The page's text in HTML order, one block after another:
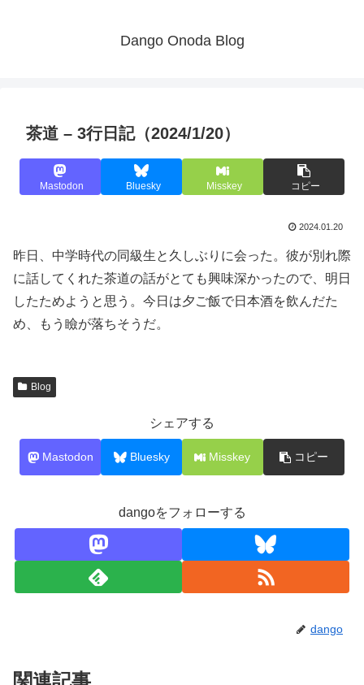
Dango Onoda Blog
茶道 – 3行日記（2024/1/20）
Mastodon Bluesky Misskey コピー
2024.01.20
昨日、中学時代の同級生と久しぶりに会った。彼が別れ際
に話してくれた茶道の話がとても興味深かったので、明日
したためようと思う。今日は夕ご飯で日本酒を飲んだた
め、もう瞼が落ちそうだ。
Blog
シェアする
Mastodon Bluesky Misskey コピー
dangoをフォローする
dango
関連記事